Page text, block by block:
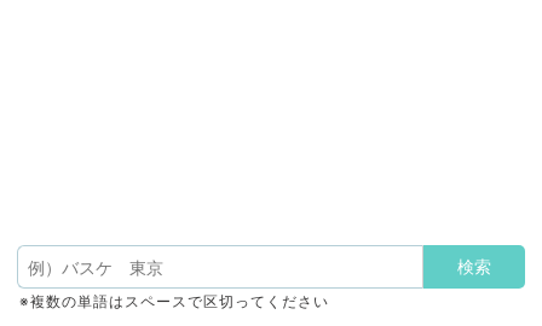
※複数の単語はスペースで区切ってください